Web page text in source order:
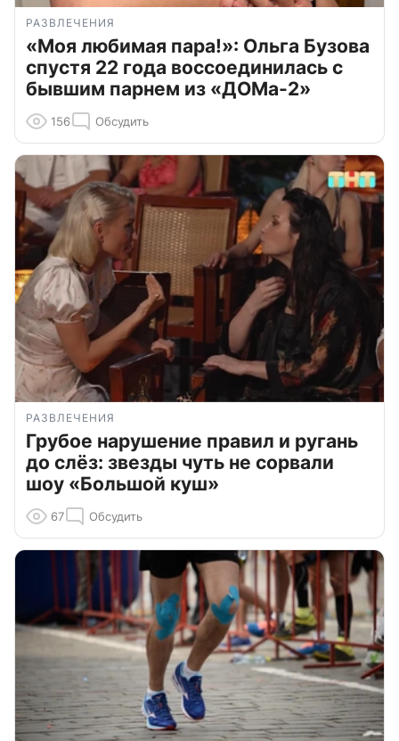
РАЗВЛЕЧЕНИЯ
«Моя любимая пара!»: Ольга Бузова
спустя 22 года воссоединилась с
бывшим парнем из «ДОМа-2»
156 Обсудить
РАЗВЛЕЧЕНИЯ
Грубое нарушение правил и ругань
до слёз: звезды чуть не сорвали
шоу «Большой куш»
67 Обсудить